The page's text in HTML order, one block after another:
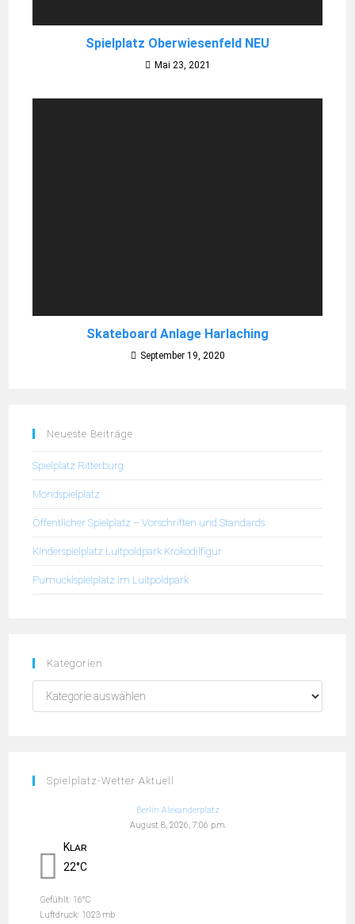
Spielplatz Oberwiesenfeld NEU
Mai 23, 2021
Skateboard Anlage Harlaching
September 19, 2020
Neueste Beiträge
Spielplatz Ritterburg
Mondspielplatz
Öffentlicher Spielplatz – Vorschriften und Standards
Kinderspielplatz Luitpoldpark Krokodilfigur
Pumucklspielplatz im Luitpoldpark
Kategorien
Spielplatz-Wetter Aktuell
Berlin Alexanderplatz
August 8, 2026, 7:06 p.m.
Klar
22°C
Gefühlt: 16°C
Luftdruck: 1023 mb